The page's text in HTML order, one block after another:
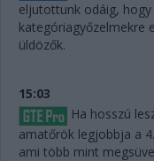
eljutottunk odáig,
kategóriagyőzelmekre
üldözők.
15:03
Ha hosszú
amatőrök legjobbja a
ami több mint